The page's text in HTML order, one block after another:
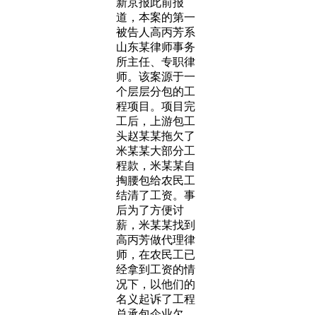
新京报此前报
道，本案的第一
被告人高丙芳系
山东某律师事务
所主任、专职律
师。该案源于一
个层层分包的工
程项目。项目完
工后，上游包工
头赵某某拖欠了
米某某大部分工
程款，米某某自
掏腰包给农民工
结清了工资。事
后为了方便讨
薪，米某某找到
高丙芳做代理律
师，在农民工已
经拿到工资的情
况下，以他们的
名义起诉了工程